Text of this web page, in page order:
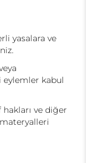
yasalara ve
eylemler kabul
ve diğer